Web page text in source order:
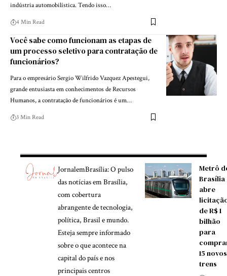
indústria automobilística. Tendo isso…
4 Min Read
Você sabe como funcionam as etapas de
um processo seletivo para contratação de
funcionários?
Para o empresário Sergio Wilfrido Vazquez Apestegui,
grande entusiasta em conhecimentos de Recursos
Humanos, a contratação de funcionários é um…
3 Min Read
JornalemBrasília: O pulso
das notícias em Brasília,
com cobertura
abrangente de tecnologia,
política, Brasil e mundo.
Esteja sempre informado
sobre o que acontece na
capital do país e nos
principais centros
Metrô
Brasília
abre
de R$ 1
bilhão
para
15 novos
trens